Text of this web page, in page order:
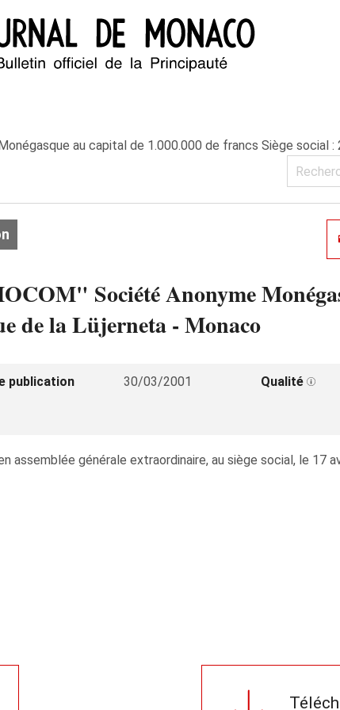
au capital de 1.000.000 de francs Siège social
Société Anonyme
de la Lüjerneta - Monaco
publication 30/03/2001 Qualité
générale extraordinaire, au siège social, le 17